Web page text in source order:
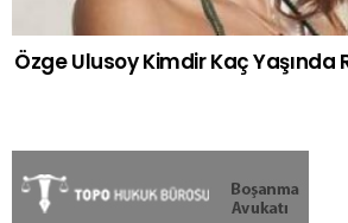
Özge Ulusoy Kimdir Kaç Yaşında